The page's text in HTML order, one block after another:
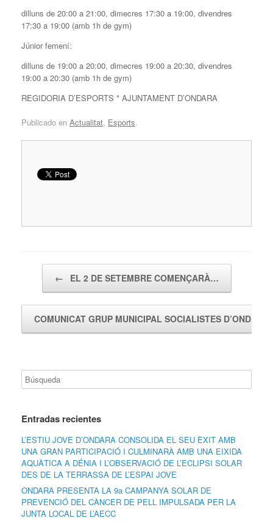
dilluns de 20:00 a 21:00, dimecres 17:30 a 19:00, divendres
17:30 a 19:00 (amb 1h de gym)
Júnior femení:
dilluns de 19:00 a 20:00, dimecres 19:00 a 20:30, divendres
19:00 a 20:30 (amb 1h de gym)
REGIDORIA D’ESPORTS * AJUNTAMENT D’ONDARA
Publicado en Actualitat, Esports.
← EL 2 DE SETEMBRE COMENÇARÀ…
COMUNICAT GRUP MUNICIPAL SOCIALISTES
Entradas recientes
L’ESTIU JOVE D’ONDARA CONSOLIDA EL SEU ÈXIT AMB
UNA GRAN PARTICIPACIÓ I CULMINARÀ AMB UNA EIXIDA
AQUÀTICA A DÉNIA I L’OBSERVACIÓ DE L’ECLIPSI SOLAR
DES DE LA TERRASSA DE L’ESPAI JOVE
ONDARA PRESENTA LA 9a CAMPANYA SOLAR DE
PREVENCIÓ DEL CÀNCER DE PELL IMPULSADA PER LA
JUNTA LOCAL DE L’AECC